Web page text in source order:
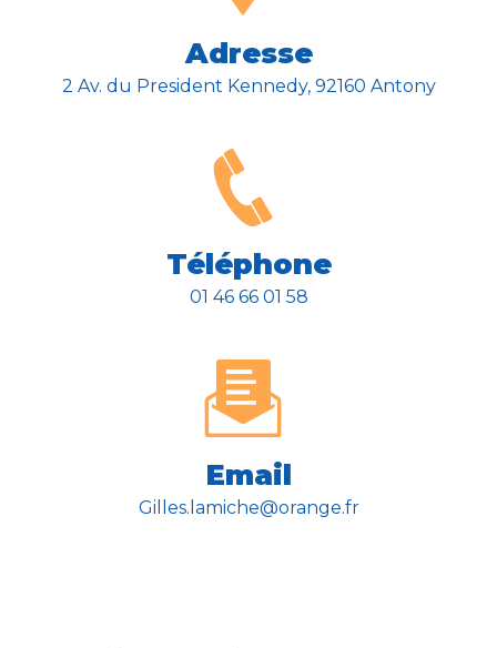
Adresse
2 Av. du President Kennedy, 92160 Antony
Téléphone
01 46 66 01 58
Email
gilles.lamiche@orange.fr